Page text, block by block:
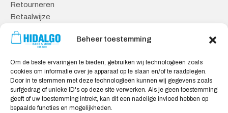
Beheer toestemming
Om de beste ervaringen te bieden, gebruiken wij technologieën zoals
cookies om informatie over je apparaat op te slaan en/of te raadplegen.
Door in te stemmen met deze technologieën kunnen wij gegevens zoals
surfgedrag of unieke ID's op deze site verwerken. Als je geen toestemming
geeft of uw toestemming intrekt, kan dit een nadelige invloed hebben op
bepaalde functies en mogelijkheden.
Retourneren
Betaalwijze
Veilig Shoppen
Algemene Voorwaarden
Privacy Verklaring
Cookie Verklaring
Aansprakelijkheid